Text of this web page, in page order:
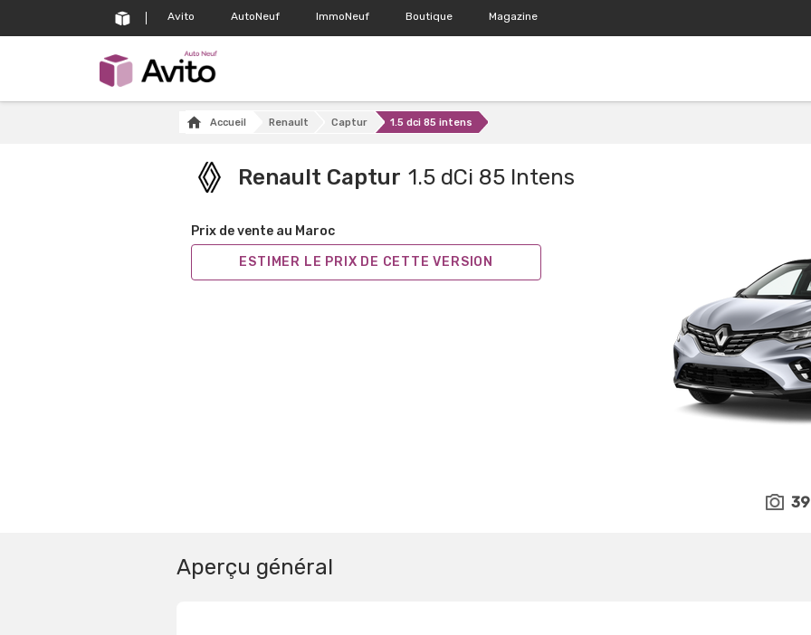
Avito AutoNeuf ImmoNeuf Boutique Magazine
Accueil Renault Captur 1.5 dci 85 intens
Renault Captur 1.5 dCi 85 Intens
Prix de vente au Maroc
ESTIMER LE PRIX DE CETTE VERSION
39
Aperçu général